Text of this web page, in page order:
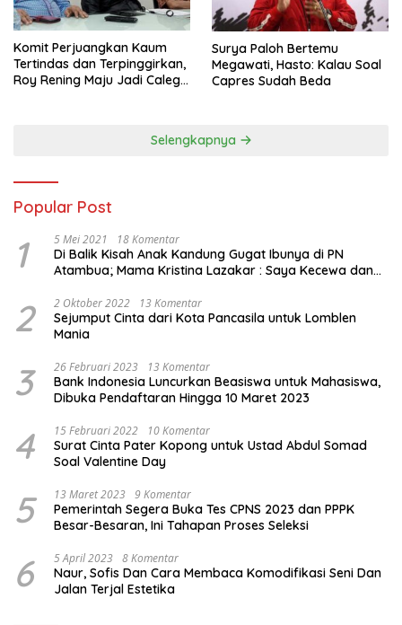
Komit Perjuangkan Kaum
Tertindas dan Terpinggirkan,
Roy Rening Maju Jadi Caleg
Surya Paloh Bertemu
Megawati, Hasto: Kalau Soal
Capres Sudah Beda
Selengkapnya
Popular Post
1 5 Mei 2021 18 Komentar
Di Balik Kisah Anak Kandung Gugat Ibunya di PN
Atambua; Mama Kristina Lazakar : Saya Kecewa dan
2 2 Oktober 2022 13 Komentar
Sejumput Cinta dari Kota Pancasila untuk Lomblen
Mania
3 26 Februari 2023 13 Komentar
Bank Indonesia Luncurkan Beasiswa untuk Mahasiswa,
Dibuka Pendaftaran Hingga 10 Maret 2023
4 15 Februari 2022 10 Komentar
Surat Cinta Pater Kopong untuk Ustad Abdul Somad
Soal Valentine Day
5 13 Maret 2023 9 Komentar
Pemerintah Segera Buka Tes CPNS 2023 dan PPPK
Besar-Besaran, Ini Tahapan Proses Seleksi
6 5 April 2023 8 Komentar
Naur, Sofis Dan Cara Membaca Komodifikasi Seni Dan
Jalan Terjal Estetika